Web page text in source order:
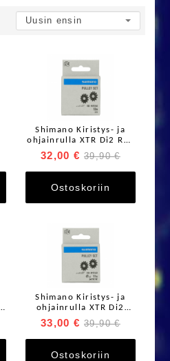
Shimano Kiristys- ja
ohjainrulla XTR Di2 RD-
M9250 12s
32,00 € 39,90 €
Ostoskoriin
Shimano Kiristys- ja
ohjainrulla XTR Di2
Linkglide RD-M9260-
11L 11s
33,00 € 39,90 €
Ostoskoriin